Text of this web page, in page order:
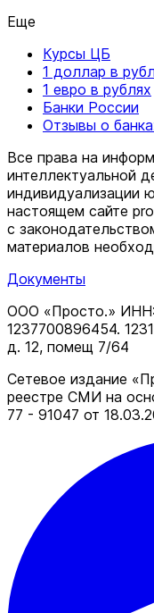
Еще
Курсы ЦБ
1 доллар в
1 евро в рублях
Банки России
Отзывы о
Все права на
интеллектуальной
индивидуализации
настоящем сайте
c
материалов
Документы
ООО «Просто.»
1237700896454.
д. 12, помещ 7/64
Сетевое издание
реестре СМИ на
77 - 91047 от